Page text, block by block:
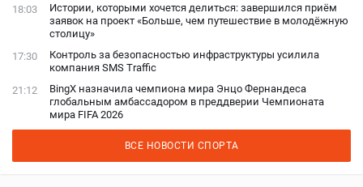
18:03
Истории, которыми хочется делиться: завершился приём
заявок на проект «Больше, чем путешествие в молодёжную
столицу»
17:30
Контроль за безопасностью инфраструктуры усилила
компания SMS Traffic
21:12
BingX назначила чемпиона мира Энцо Фернандеса
глобальным амбассадором в преддверии Чемпионата
мира FIFA 2026
ВСЕ НОВОСТИ СПОРТА